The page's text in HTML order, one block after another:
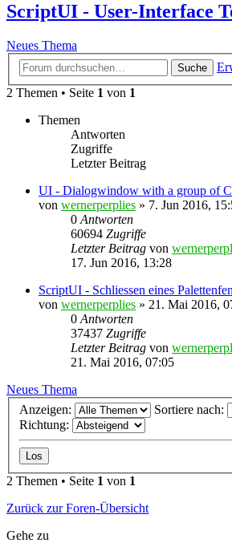
ScriptUI - User-Interface
Neues Thema
Suche
2 Themen • Seite 1 von 1
Themen
Antworten
Zugriffe
Letzter Beitrag
UI - Dialogwindow with a group of
von wernerperplies » 7. Jun 2016,
0 Antworten
60694 Zugriffe
Letzter Beitrag von
17. Jun 2016, 13:28
ScriptUI - Schliessen eines
von wernerperplies » 21. Mai 2016,
0 Antworten
37437 Zugriffe
Letzter Beitrag von
21. Mai 2016, 07:05
Neues Thema
Anzeigen:
Sortiere nach:
Richtung:
2 Themen • Seite 1 von 1
Zurück zur Foren-Übersicht
Gehe zu